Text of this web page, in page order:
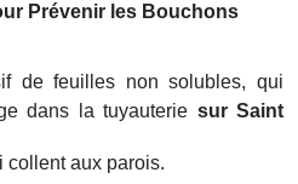
Prévenir les Bouchons
de feuilles non solubles, qui
dans la tuyauterie sur Saint
collent aux parois.